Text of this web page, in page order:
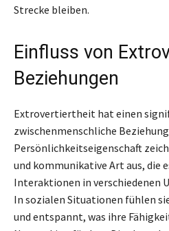
Strecke bleiben.
Einfluss von
Beziehungen
Extrovertiertheit hat einen
zwischenmenschliche
Persönlichkeitseigenschaft
und kommunikative Art aus, die
Interaktionen in verschiedenen
In sozialen Situationen fühlen
und entspannt, was ihre